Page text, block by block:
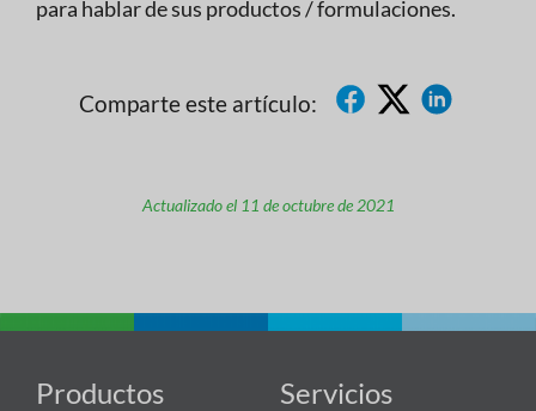
para hablar de sus productos / formulaciones.
Comparte este artículo:
Actualizado el 11 de octubre de 2021
Productos Servicios